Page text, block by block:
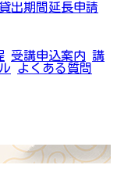
貸出期間延長申請
受講申込案内 講
よくある質問